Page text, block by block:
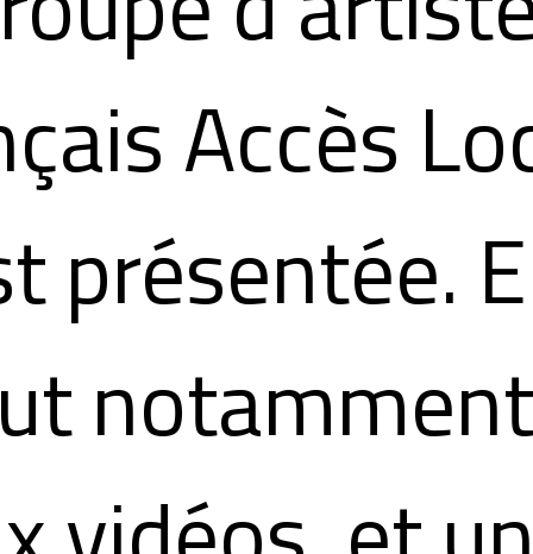
Accès
présentée.
notamment